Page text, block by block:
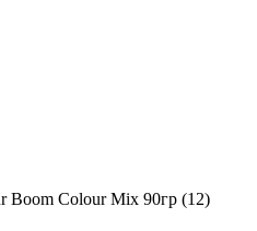
Colour Mix 90гр (12)